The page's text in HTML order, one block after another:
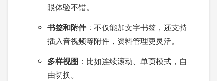
眼体验不错。
书签和附件：不仅能加文字书签，还支持
插入音视频等附件，资料管理更灵活。
多样视图 ：比如连续滚动、单页模式，自
由切换。